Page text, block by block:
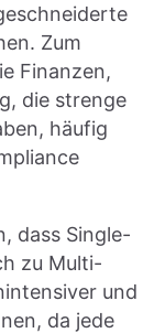
Zum
Finanzen,
die strenge
häufig
dass Single-
zu Multi-
und
da jede